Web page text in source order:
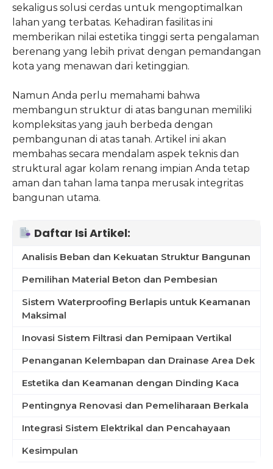
sekaligus solusi cerdas untuk mengoptimalkan
lahan yang terbatas. Kehadiran fasilitas ini
memberikan nilai estetika tinggi serta pengalaman
berenang yang lebih privat dengan pemandangan
kota yang menawan dari ketinggian.
Namun Anda perlu memahami bahwa
membangun struktur di atas bangunan memiliki
kompleksitas yang jauh berbeda dengan
pembangunan di atas tanah. Artikel ini akan
membahas secara mendalam aspek teknis dan
struktural agar kolam renang impian Anda tetap
aman dan tahan lama tanpa merusak integritas
bangunan utama.
Daftar Isi Artikel:
Analisis Beban dan Kekuatan Struktur Bangunan
Pemilihan Material Beton dan Pembesian
Sistem Waterproofing Berlapis untuk Keamanan
Maksimal
Inovasi Sistem Filtrasi dan Pemipaan Vertikal
Penanganan Kelembapan dan Drainase Area Dek
Estetika dan Keamanan dengan Dinding Kaca
Pentingnya Renovasi dan Pemeliharaan Berkala
Integrasi Sistem Elektrikal dan Pencahayaan
Kesimpulan